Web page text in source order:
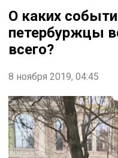
О каких
петербуржцы
всего?
8 ноября 2019, 04:45